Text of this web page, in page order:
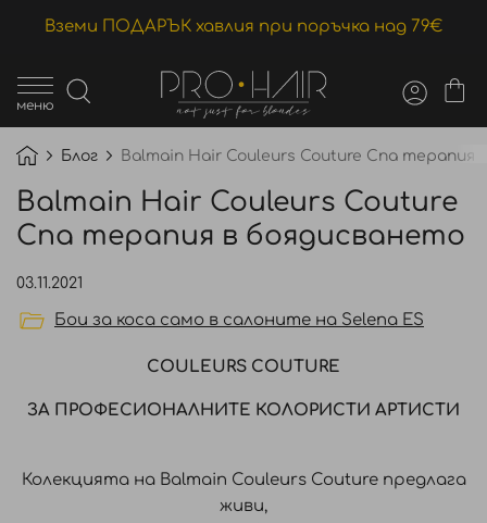
Вземи ПОДАРЪК хавлия при поръчка над 79€
меню
Блог Balmain Hair Couleurs Couture Спа терапия
Balmain Hair Couleurs Couture
Спа терапия в боядисването
03.11.2021
Бои за коса само в салоните на Selena ES
COULEURS COUTURE
ЗА ПРОФЕСИОНАЛНИТЕ КОЛОРИСТИ АРТИСТИ
Колекцията на Balmain Couleurs Couture предлага
живи,